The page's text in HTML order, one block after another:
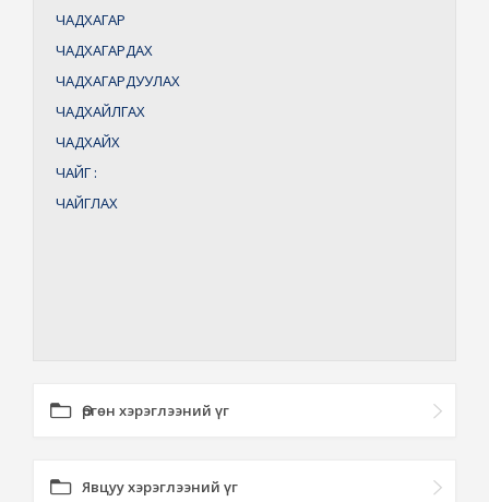
ЧАДХАГАР
ЧАДХАГАРДАХ
ЧАДХАГАРДУУЛАХ
ЧАДХАЙЛГАХ
ЧАДХАЙХ
ЧАЙГ :
ЧАЙГЛАХ
Өргөн хэрэглээний үг
Явцуу хэрэглээний үг